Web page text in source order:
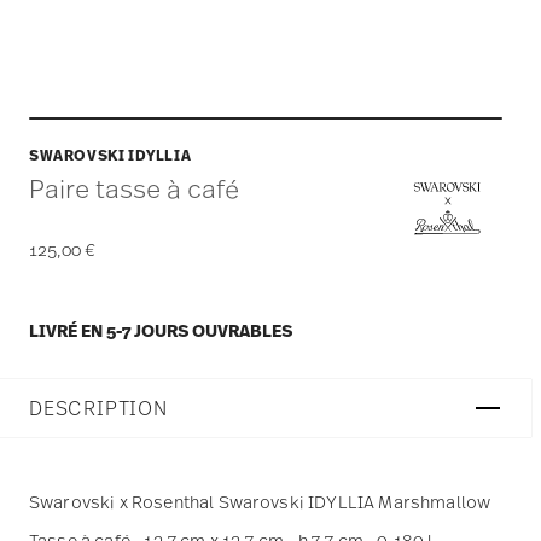
SWAROVSKI IDYLLIA
Paire tasse à café
125,00 €
LIVRÉ EN 5-7 JOURS OUVRABLES
DESCRIPTION
Swarovski x Rosenthal Swarovski IDYLLIA Marshmallow